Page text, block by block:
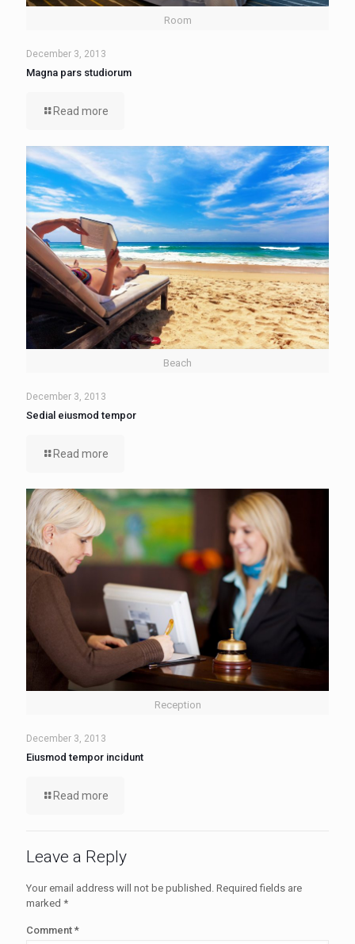
Room
December 3, 2013
Magna pars studiorum
Read more
Beach
December 3, 2013
Sedial eiusmod tempor
Read more
Reception
December 3, 2013
Eiusmod tempor incidunt
Read more
Leave a Reply
Your email address will not be published. Required fields are
marked *
Comment *